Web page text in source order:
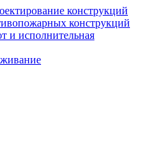
конструкций
конструкций
и исполнительная